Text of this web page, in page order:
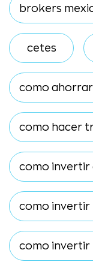
brokers
cetes
como
como hacer
como invertir
como invertir
como invertir